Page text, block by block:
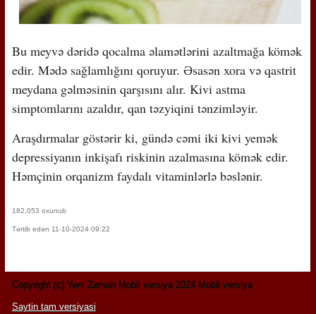
Bu meyvə dəridə qocalma əlamətlərini azaltmağa kömək
edir. Mədə sağlamlığını qoruyur. Əsasən xora və qastrit
meydana gəlməsinin qarşısını alır. Kivi astma
simptomlarını azaldır, qan təzyiqini tənzimləyir.
Araşdırmalar göstərir ki, gündə cəmi iki kivi yemək
depressiyanın inkişafı riskinin azalmasına kömək edir.
Həmçinin orqanizm faydalı vitaminlərlə bəslənir.
182,053 oxunub
Tərtib edən 11-10-2024 09:22
Copyright (c) Yeni Zaman Mobil versiya 2024 Mobil versiya
Saytin tam versiyasi